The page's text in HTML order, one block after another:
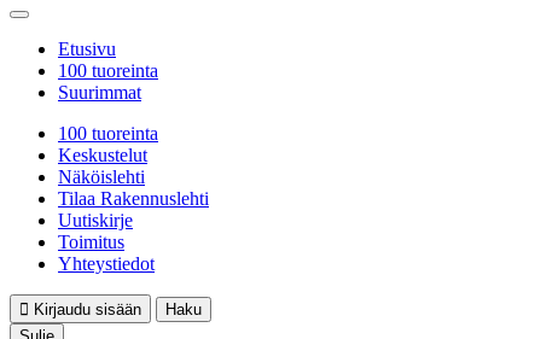
Etusivu
100 tuoreinta
Suurimmat
100 tuoreinta
Keskustelut
Näköislehti
Tilaa Rakennuslehti
Uutiskirje
Toimitus
Yhteystiedot
Kirjaudu sisään
Haku